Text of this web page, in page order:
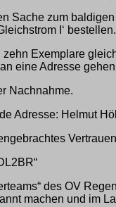
Sache zum
I‘ bestellen.
Exemplare
eine Adresse
Nachnahme.
Adresse: Helmut
des OV
machen und im